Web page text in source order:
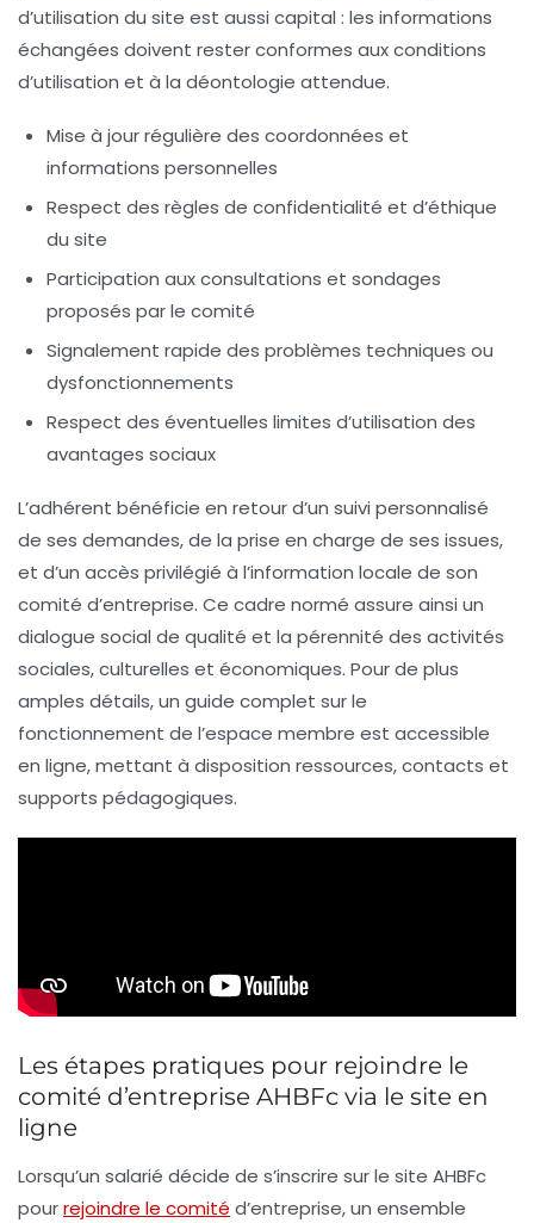
d’utilisation du site est aussi capital : les informations
échangées doivent rester conformes aux conditions
d’utilisation et à la déontologie attendue.
Mise à jour régulière des coordonnées et
informations personnelles
Respect des règles de confidentialité et d’éthique
du site
Participation aux consultations et sondages
proposés par le comité
Signalement rapide des problèmes techniques ou
dysfonctionnements
Respect des éventuelles limites d’utilisation des
avantages sociaux
L’adhérent bénéficie en retour d’un suivi personnalisé
de ses demandes, de la prise en charge de ses issues,
et d’un accès privilégié à l’information locale de son
comité d’entreprise. Ce cadre normé assure ainsi un
dialogue social de qualité et la pérennité des activités
sociales, culturelles et économiques. Pour de plus
amples détails, un guide complet sur le
fonctionnement de l’espace membre est accessible
en ligne, mettant à disposition ressources, contacts et
supports pédagogiques.
Les étapes pratiques pour rejoindre le
comité d’entreprise AHBFc via le site en
ligne
Lorsqu’un salarié décide de s’inscrire sur le site AHBFc
pourrejoindre le comité d’entreprise, un ensemble